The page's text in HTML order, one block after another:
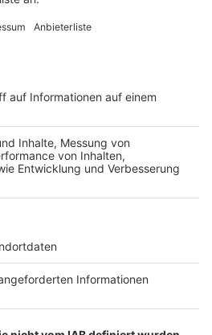
mit Schutzmaßnahmen
Dazu zählt etwa,
Rhein und Erft
übergibt Spende von 124.000
öffnen wieder